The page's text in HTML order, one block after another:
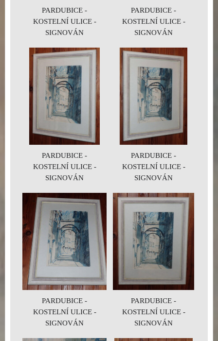
PARDUBICE -
KOSTELNÍ ULICE -
SIGNOVÁN
PARDUBICE -
KOSTELNÍ ULICE -
SIGNOVÁN
PARDUBICE -
KOSTELNÍ ULICE -
SIGNOVÁN
PARDUBICE -
KOSTELNÍ ULICE -
SIGNOVÁN
PARDUBICE -
KOSTELNÍ ULICE -
SIGNOVÁN
PARDUBICE -
KOSTELNÍ ULICE -
SIGNOVÁN